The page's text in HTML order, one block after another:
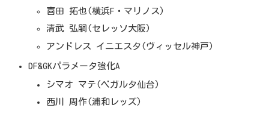
喜田 拓也(横浜F・マリノス)
清武 弘嗣(セレッソ大阪)
アンドレス イニエスタ(ヴィッセル神戸)
DF&GKパラメータ強化A
シマオ マテ(ベガルタ仙台)
西川 周作(浦和レッズ)